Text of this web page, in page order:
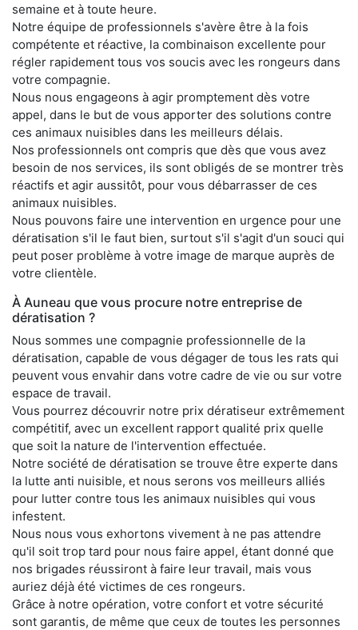
semaine et à toute heure.
Notre équipe de professionnels s'avère être à la fois
compétente et réactive, la combinaison excellente pour
régler rapidement tous vos soucis avec les rongeurs dans
votre compagnie.
Nous nous engageons à agir promptement dès votre
appel, dans le but de vous apporter des solutions contre
ces animaux nuisibles dans les meilleurs délais.
Nos professionnels ont compris que dès que vous avez
besoin de nos services, ils sont obligés de se montrer très
réactifs et agir aussitôt, pour vous débarrasser de ces
animaux nuisibles.
Nous pouvons faire une intervention en urgence pour une
dératisation s'il le faut bien, surtout s'il s'agit d'un souci qui
peut poser problème à votre image de marque auprès de
votre clientèle.
À Auneau que vous procure notre entreprise de
dératisation ?
Nous sommes une compagnie professionnelle de la
dératisation, capable de vous dégager de tous les rats qui
peuvent vous envahir dans votre cadre de vie ou sur votre
espace de travail.
Vous pourrez découvrir notre prix dératiseur extrêmement
compétitif, avec un excellent rapport qualité prix quelle
que soit la nature de l'intervention effectuée.
Notre société de dératisation se trouve être experte dans
la lutte anti nuisible, et nous serons vos meilleurs alliés
pour lutter contre tous les animaux nuisibles qui vous
infestent.
Nous nous vous exhortons vivement à ne pas attendre
qu'il soit trop tard pour nous faire appel, étant donné que
nos brigades réussiront à faire leur travail, mais vous
auriez déjà été victimes de ces rongeurs.
Grâce à notre opération, votre confort et votre sécurité
sont garantis, de même que ceux de toutes les personnes